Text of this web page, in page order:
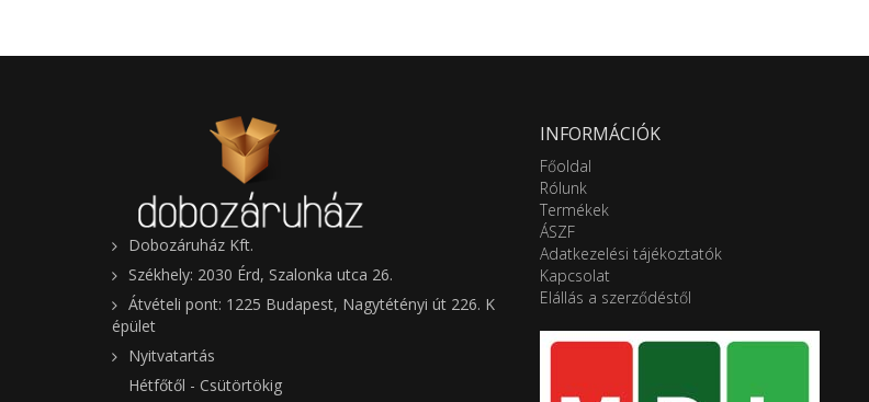
Dobozáruház Kft.
Székhely: 2030 Érd, Szalonka utca 26.
Átvételi pont: 1225 Budapest, Nagytétényi út 226. K
épület
Nyitvatartás
Hétfőtől - Csütörtökig
INFORMÁCIÓK
Főoldal
Rólunk
Termékek
ÁSZF
Adatkezelési tájékoztatók
Kapcsolat
Elállás a szerződéstől